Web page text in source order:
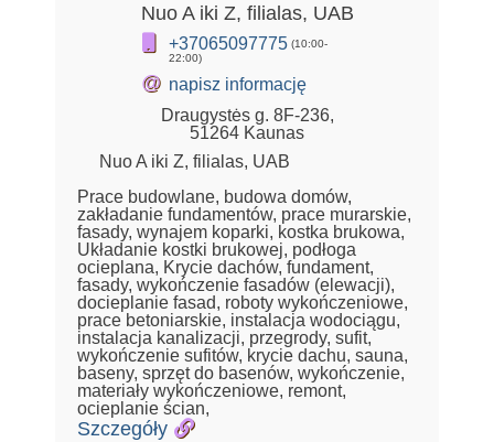
Nuo A iki Z, filialas, UAB
+37065097775 (10:00-
22:00)
@ napisz informację
Draugystės g. 8F-236,
51264 Kaunas
Nuo A iki Z, filialas, UAB
Prace budowlane, budowa domów,
zakładanie fundamentów, prace murarskie,
fasady, wynajem koparki, kostka brukowa,
Układanie kostki brukowej, podłoga
ocieplana, Krycie dachów, fundament,
fasady, wykończenie fasadów (elewacji),
docieplanie fasad, roboty wykończeniowe,
prace betoniarskie, instalacja wodociągu,
instalacja kanalizacji, przegrody, sufit,
wykończenie sufitów, krycie dachu, sauna,
baseny, sprzęt do basenów, wykończenie,
materiały wykończeniowe, remont,
ocieplanie ścian,
Szczegóły